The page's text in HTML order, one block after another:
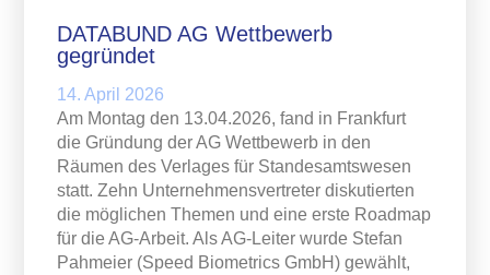
DATABUND AG Wettbewerb
gegründet
14. April 2026
Am Montag den 13.04.2026, fand in Frankfurt
die Gründung der AG Wettbewerb in den
Räumen des Verlages für Standesamtswesen
statt. Zehn Unternehmensvertreter diskutierten
die möglichen Themen und eine erste Roadmap
für die AG-Arbeit. Als AG-Leiter wurde Stefan
Pahmeier (Speed Biometrics GmbH) gewählt,